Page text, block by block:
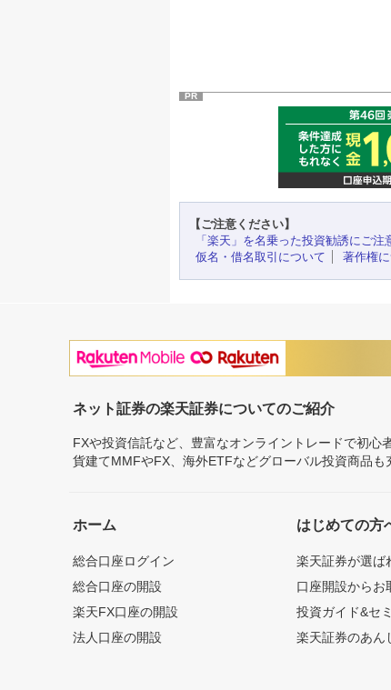
PR
【ご注意ください】
「楽天」を名乗った投資勧誘にご注
仮名・借名取引について
著作権
ネット証券の楽天証券についてのご紹介
FXや投資信託など、豊富なオンライントレードで初
貨建てMMFやFX、海外ETFなどグローバル投資商品も
ホーム
総合口座ログイン
総合口座の開設
楽天FX口座の開設
法人口座の開設
はじめての方
楽天証券が選ば
口座開設からお
投資ガイド&セ
楽天証券のあん